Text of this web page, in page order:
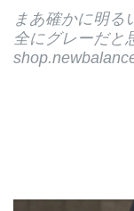
ちなみにカラー
う！！！（こっ
WS574 GRS